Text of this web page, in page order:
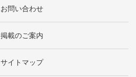
お問い合わせ
掲載のご案内
サイトマップ